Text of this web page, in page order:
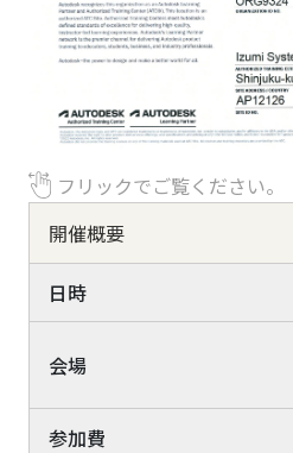
フリックでご覧ください。
開催概要
日時
会場
参加費